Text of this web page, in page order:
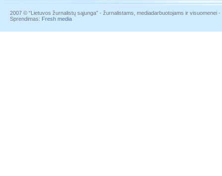
2007 © “Lietuvos žurnalistų sąjunga” - žurnalistams, mediadarbuotojams ir visuomenei
Sprendimas: Fresh media